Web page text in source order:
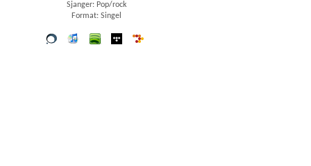
Sjanger: Pop/rock
Format: Singel
Vår
iTunes spotify wimp